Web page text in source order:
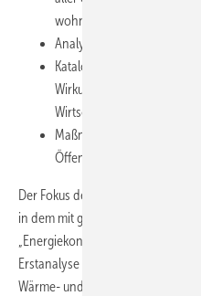
wohnwirtschaftlicher
Analyse und Überwindung
Katalog energetischer
Wirkungsanalyse und
Wirtschaftlichkeit
Maßnahmen der
Öffentlichkeitsarbeit
Der Fokus der Untersuchungen
in dem mit gleicher Zielsetzung
„Energiekonzepte mit
Erstanalyse eines Stadtgebietes
Wärme- und Stromversorgung